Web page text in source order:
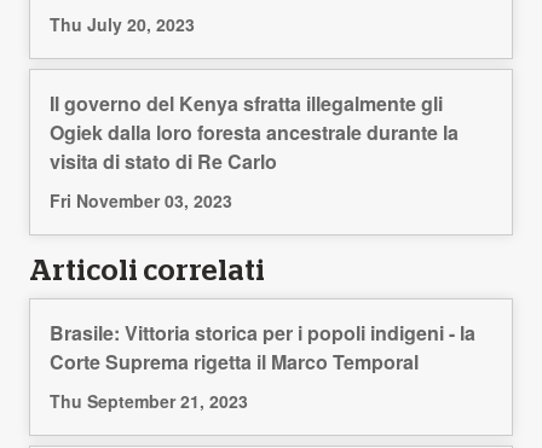
Thu July 20, 2023
Il governo del Kenya sfratta illegalmente gli
Ogiek dalla loro foresta ancestrale durante la
visita di stato di Re Carlo
Fri November 03, 2023
Articoli correlati
Brasile: Vittoria storica per i popoli indigeni - la
Corte Suprema rigetta il Marco Temporal
Thu September 21, 2023